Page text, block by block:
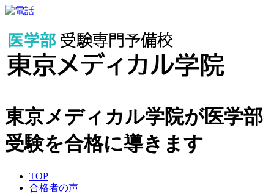
東京メディカル学院が医学部
受験を合格に導きます
TOP
合格者の声